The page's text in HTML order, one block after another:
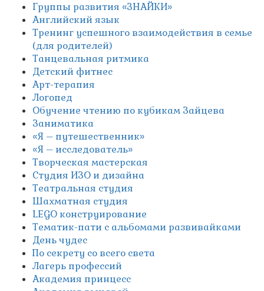
Группы развития «ЗНАЙКИ»
Английский язык
Тренинг успешного взаимодействия в семье
(для родителей)
Танцевальная ритмика
Детский фитнес
Арт-терапия
Логопед
Обучение чтению по кубикам Зайцева
Заниматика
«Я – путешественник»
«Я – исследователь»
Творческая мастерская
Студия ИЗО и дизайна
Театральная студия
Шахматная студия
LEGO конструирование
Тематик-пати с альбомами развивайками
День чудес
По секрету со всего света
Лагерь профессий
Академия принцесс